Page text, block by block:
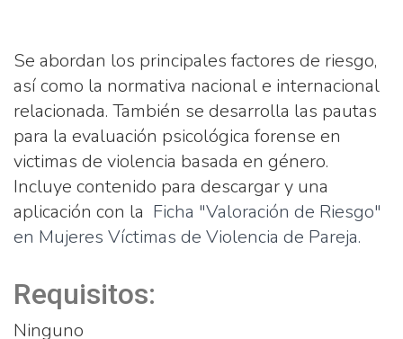
Se abordan los principales factores de riesgo,
así como la normativa nacional e internacional
relacionada. También se desarrolla las pautas
para la evaluación psicológica forense en
victimas de violencia basada en género.
Incluye contenido para descargar y una
aplicación con la Ficha "Valoración de Riesgo"
en Mujeres Víctimas de Violencia de Pareja.
Requisitos:
Ninguno